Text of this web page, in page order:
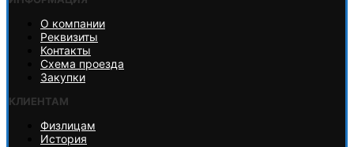
О компании
Реквизиты
Контакты
Схема проезда
Закупки
КЛИЕНТАМ
Физлицам
История